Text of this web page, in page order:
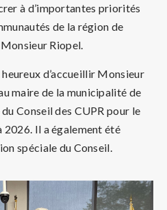
à d’importantes priorités
de la région de
Riopel.
d’accueillir Monsieur
maire de la municipalité de
Conseil des CUPR pour le
2026. Il a également été
spéciale du Conseil.